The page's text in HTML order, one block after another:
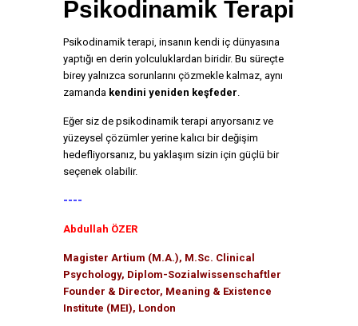
Psikodinamik Terapi
Psikodinamik terapi, insanın kendi iç dünyasına
yaptığı en derin yolculuklardan biridir. Bu süreçte
birey yalnızca sorunlarını çözmekle kalmaz, aynı
zamanda kendini yeniden keşfeder.
Eğer siz de psikodinamik terapi arıyorsanız ve
yüzeysel çözümler yerine kalıcı bir değişim
hedefliyorsanız, bu yaklaşım sizin için güçlü bir
seçenek olabilir.
----
Abdullah ÖZER
Magister Artium (M.A.), M.Sc. Clinical
Psychology, Diplom-Sozialwissenschaftler
Founder & Director, Meaning & Existence
Institute (MEI), London